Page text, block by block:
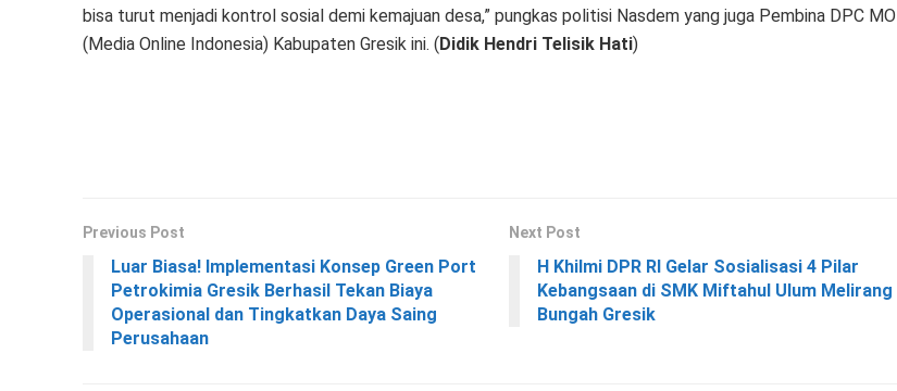
bisa turut menjadi kontrol sosial demi kemajuan desa,” pungkas politisi Nasdem yang juga Pembina DPC MOI
(Media Online Indonesia) Kabupaten Gresik ini. ( Didik Hendri Telisik Hati)
Previous Post
Luar Biasa! Implementasi Konsep Green Port
Petrokimia Gresik Berhasil Tekan Biaya
Operasional dan Tingkatkan Daya Saing
Perusahaan
Next Post
H Khilmi DPR RI Gelar Sosialisasi 4 Pilar
Kebangsaan di SMK Miftahul Ulum Melirang
Bungah Gresik